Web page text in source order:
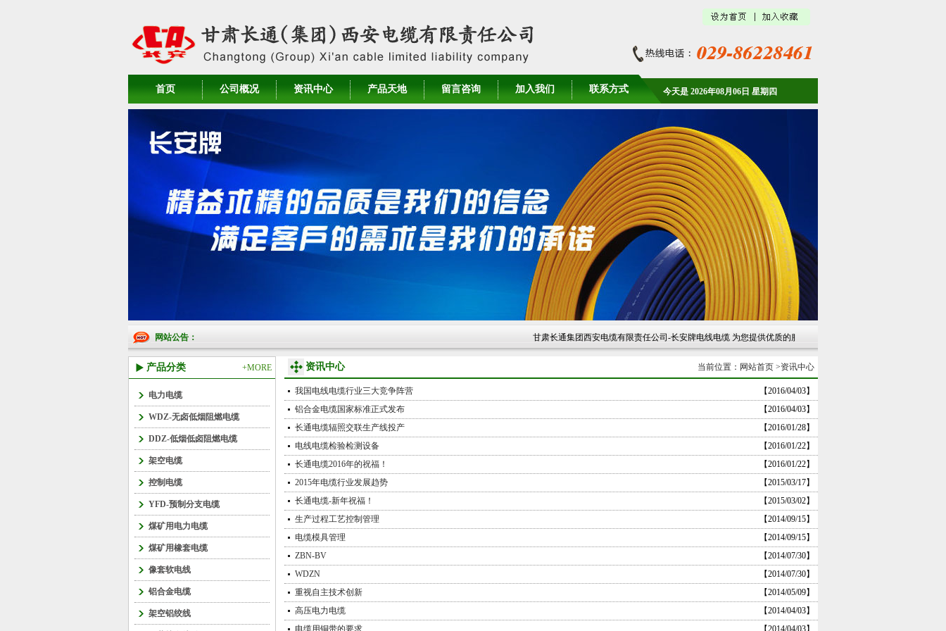
首页 公司概况 资讯中心 产品天地 留言咨询 加入我们 联系方式 今天是 2026年08月06日 星期四
网站公告： 甘肃长通集团西安电缆有限责任公司-长安牌电线电缆 为您提供优质的服务 感谢您的光临 联系电话：029-
+MORE
产品分类
电力电缆
WDZ-无卤低烟阻燃电缆
DDZ-低烟低卤阻燃电缆
架空电缆
控制电缆
YFD-预制分支电缆
煤矿用电力电缆
煤矿用橡套电缆
像套软电线
铝合金电缆
架空铝绞线
当前位置： 网站首页 >资讯中心
资讯中心
【2016/04/03】
我国电线电缆行业三大竞争阵营
【2016/04/03】
铝合金电缆国家标准正式发布
【2016/01/28】
长通电缆辐照交联生产线投产
【2016/01/22】
电线电缆检验检测设备
【2016/01/22】
长通电缆2016年的祝福！
【2015/03/17】
2015年电缆行业发展趋势
【2015/03/02】
长通电缆-新年祝福！
【2014/09/15】
生产过程工艺控制管理
【2014/09/15】
电缆模具管理
【2014/07/30】
ZBN-BV
【2014/07/30】
WDZN
【2014/05/09】
重视自主技术创新
【2014/04/03】
高压电力电缆
【2014/04/03】
电缆用铜带的要求